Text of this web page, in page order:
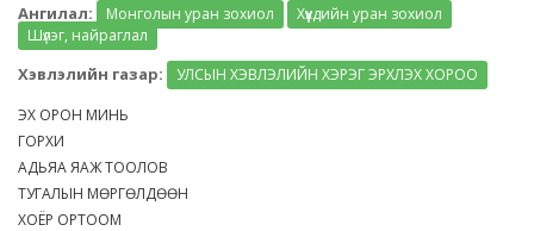
Ангилал:
Монголын уран зохиол
Хүүхдийн уран зохиол
Шүлэг, найраглал
Хэвлэлийн газар:
УЛСЫН ХЭВЛЭЛИЙН ХЭРЭГ ЭРХЛЭХ ХОРОО
ЭХ ОРОН МИНЬ
ГОРХИ
АДЬЯА ЯАЖ ТООЛОВ
ТУГАЛЫН МӨРГӨЛДӨӨН
ХОЁР ОРТООМ